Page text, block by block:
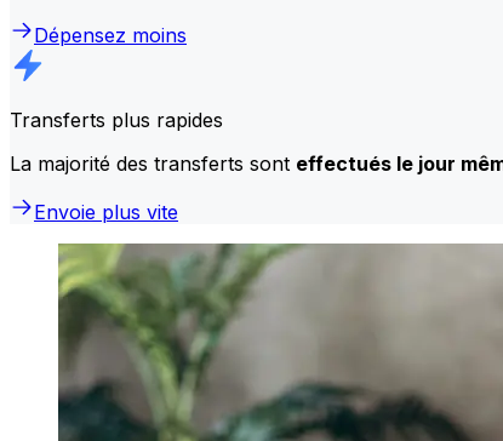
Dépensez moins
Transferts plus rapides
La majorité des transferts sont effectués le jour
Envoie plus vite